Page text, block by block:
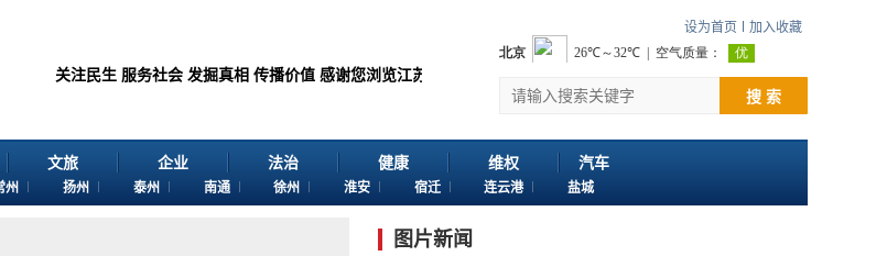
设为首页 加入收藏
关注民生 服务社会 发掘真相 传播价值 感谢您浏览江苏苏讯网。 欢迎投稿：邮箱724922822@qq.com 客服电话：025-
搜 索
文旅 企业 法治 健康 维权 汽车
州 扬州 泰州 南通 徐州 淮安 宿迁 连云港 盐城
图片新闻